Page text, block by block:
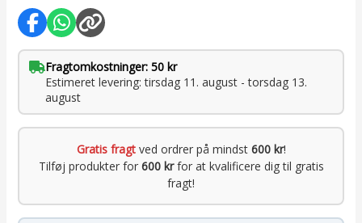
Fragtomkostninger: 50 kr
Estimeret levering: tirsdag 11. august - torsdag 13.
august
Gratis fragtved ordrer på mindst 600 kr!
Tilføj produkter for 600 krfor at kvalificere dig til gratis
fragt!